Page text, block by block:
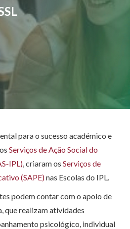
para o sucesso académico e
Serviços de Ação Social do
IPL) , criaram os Serviços de
(SAPE)nas Escolas do IPL.
podem contar com o apoio de
que realizam atividades
psicológico, individual